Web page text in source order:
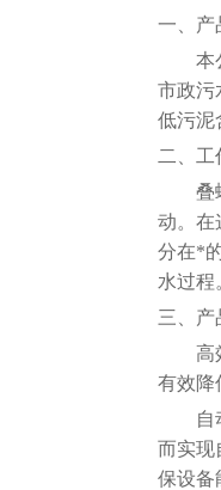
一、产
本
市政污
低污泥
二、工
叠
动。在
分在*
水过程
三、产
高
有效降
自
而实现
保设备